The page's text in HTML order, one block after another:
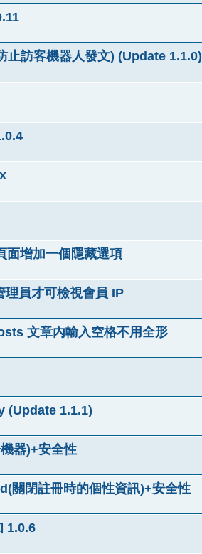
訪客機器人發文) (Update 1.1.0)
增加一個隱藏選項
員才可檢視會員 IP
文章內輸入空格不用全形
(Update 1.1.1)
器)+安全性
閉註冊時的個性資訊)+安全性
1.0.6